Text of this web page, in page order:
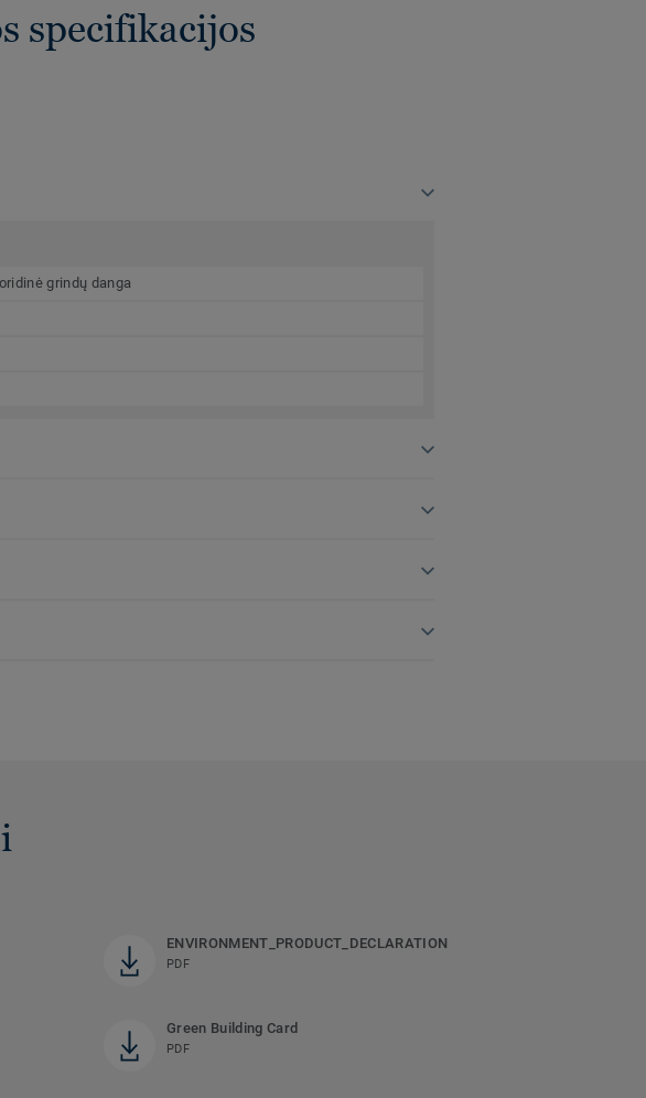
specifikacijos
grindų danga
ENVIRONMENT_PRODUCT_DECLARATION
PDF
Green Building Card
PDF